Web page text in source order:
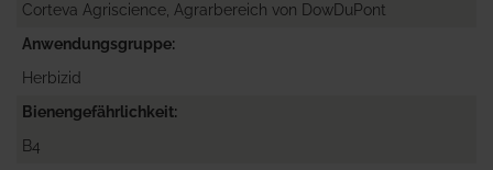
Corteva Agriscience, Agrarbereich von DowDuPont
Anwendungsgruppe
Herbizid
Bienengefährlichkeit
B4